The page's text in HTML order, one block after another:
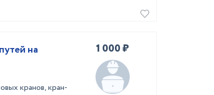
на
кранов, кран-
1 000 ₽